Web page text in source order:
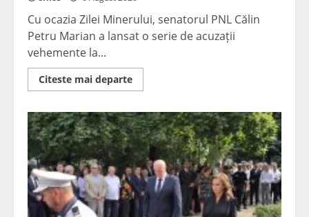
Cu ocazia Zilei Minerului, senatorul PNL Călin
Petru Marian a lansat o serie de acuzații
vehemente la...
Citeste mai departeRead
more
Petru
Marian
(PNL),
atac
Dur
la
adresa
PSD
de
Ziua
Minerului: